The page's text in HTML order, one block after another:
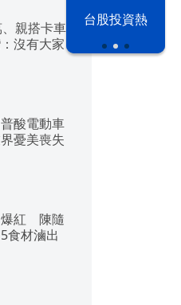
42演習 台股投資熱
親搭卡車
沒有大家
酸電動車
憂美喪失
爆紅 陳隨
食材滷出